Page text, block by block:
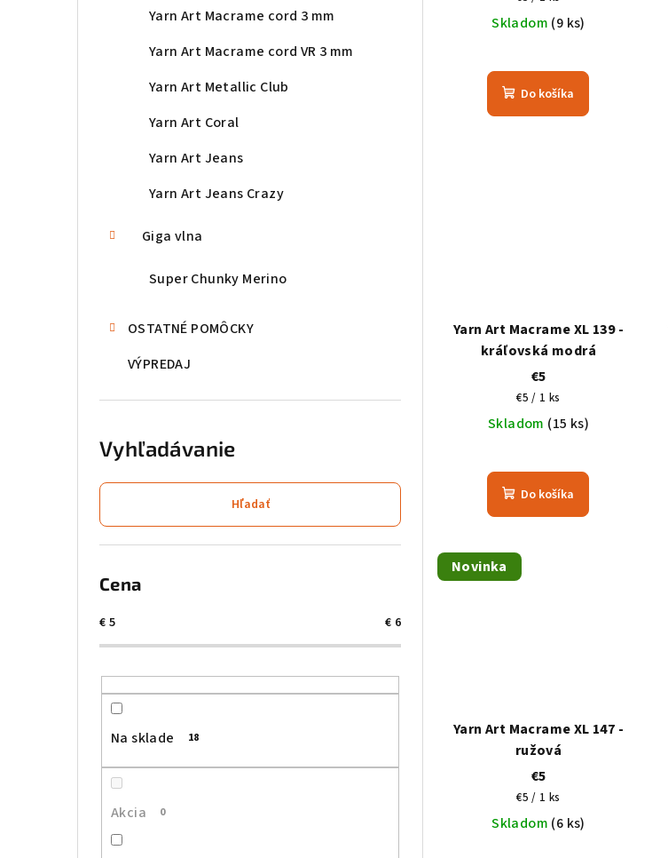
Yarn Art Macrame cord 3 mm
Yarn Art Macrame cord VR 3 mm
Yarn Art Metallic Club
Yarn Art Coral
Yarn Art Jeans
Yarn Art Jeans Crazy
Giga vlna
Super Chunky Merino
OSTATNÉ POMÔCKY
VÝPREDAJ
Vyhľadávanie
Hľadať
Cena
€ 5 € 6
Na sklade 18
Akcia 0
cena:
Skladom (9 ks)
Do košíka
Yarn Art Macrame XL 139 -
kráľovská modrá
€5
Jednotková
cena:
€5 / 1 ks
Skladom (15 ks)
Do košíka
Novinka
Yarn Art Macrame XL 147 -
ružová
€5
Jednotková
cena:
€5 / 1 ks
Skladom (6 ks)